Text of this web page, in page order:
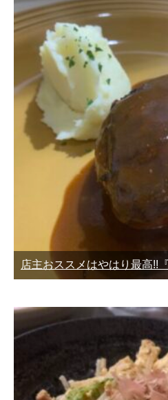
店主おススメはやはり最高!!